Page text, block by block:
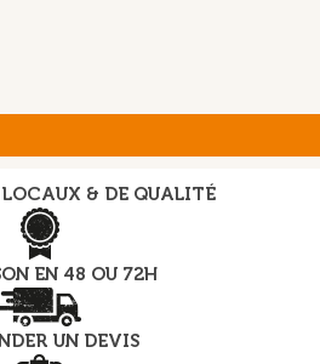
LOCAUX & DE QUALITÉ
EN 48 OU 72H
UN DEVIS